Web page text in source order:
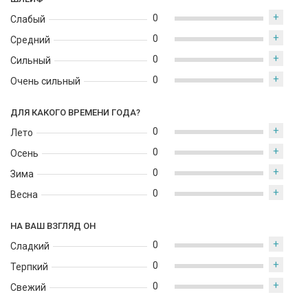
Слабый
Средний
Сильный
Очень сильный
0 +
0 +
0 +
0 +
ДЛЯ КАКОГО ВРЕМЕНИ ГОДА?
Лето
Осень
Зима
Весна
0 +
0 +
0 +
0 +
НА ВАШ ВЗГЛЯД ОН
Сладкий
Терпкий
Свежий
0 +
0 +
0 +